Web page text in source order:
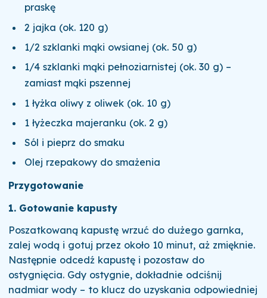
praskę
2 jajka (ok. 120 g)
1/2 szklanki mąki owsianej (ok. 50 g)
1/4 szklanki mąki pełnoziarnistej (ok. 30 g) –
zamiast mąki pszennej
1 łyżka oliwy z oliwek (ok. 10 g)
1 łyżeczka majeranku (ok. 2 g)
Sól i pieprz do smaku
Olej rzepakowy do smażenia
Przygotowanie
1. Gotowanie kapusty
Poszatkowaną kapustę wrzuć do dużego garnka,
zalej wodą i gotuj przez około 10 minut, aż zmięknie.
Następnie odcedź kapustę i pozostaw do
ostygnięcia. Gdy ostygnie, dokładnie odciśnij
nadmiar wody – to klucz do uzyskania odpowiedniej